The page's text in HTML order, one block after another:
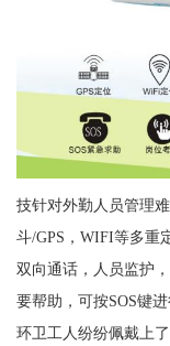
技针对外勤人员管理
斗/GPS，WIFI等多重
双向通话，人员监护
要帮助，可按SOS键
环卫工人纷纷佩戴上